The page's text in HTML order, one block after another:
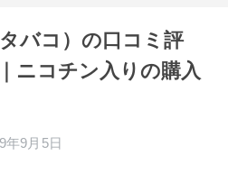
バコ）の口コミ評
ニコチン入りの購入
年9月5日